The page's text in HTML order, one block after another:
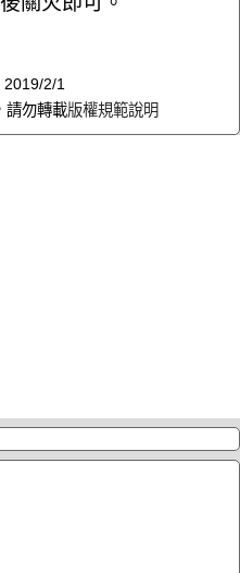
2019/2/1
請勿轉載版權規範說明